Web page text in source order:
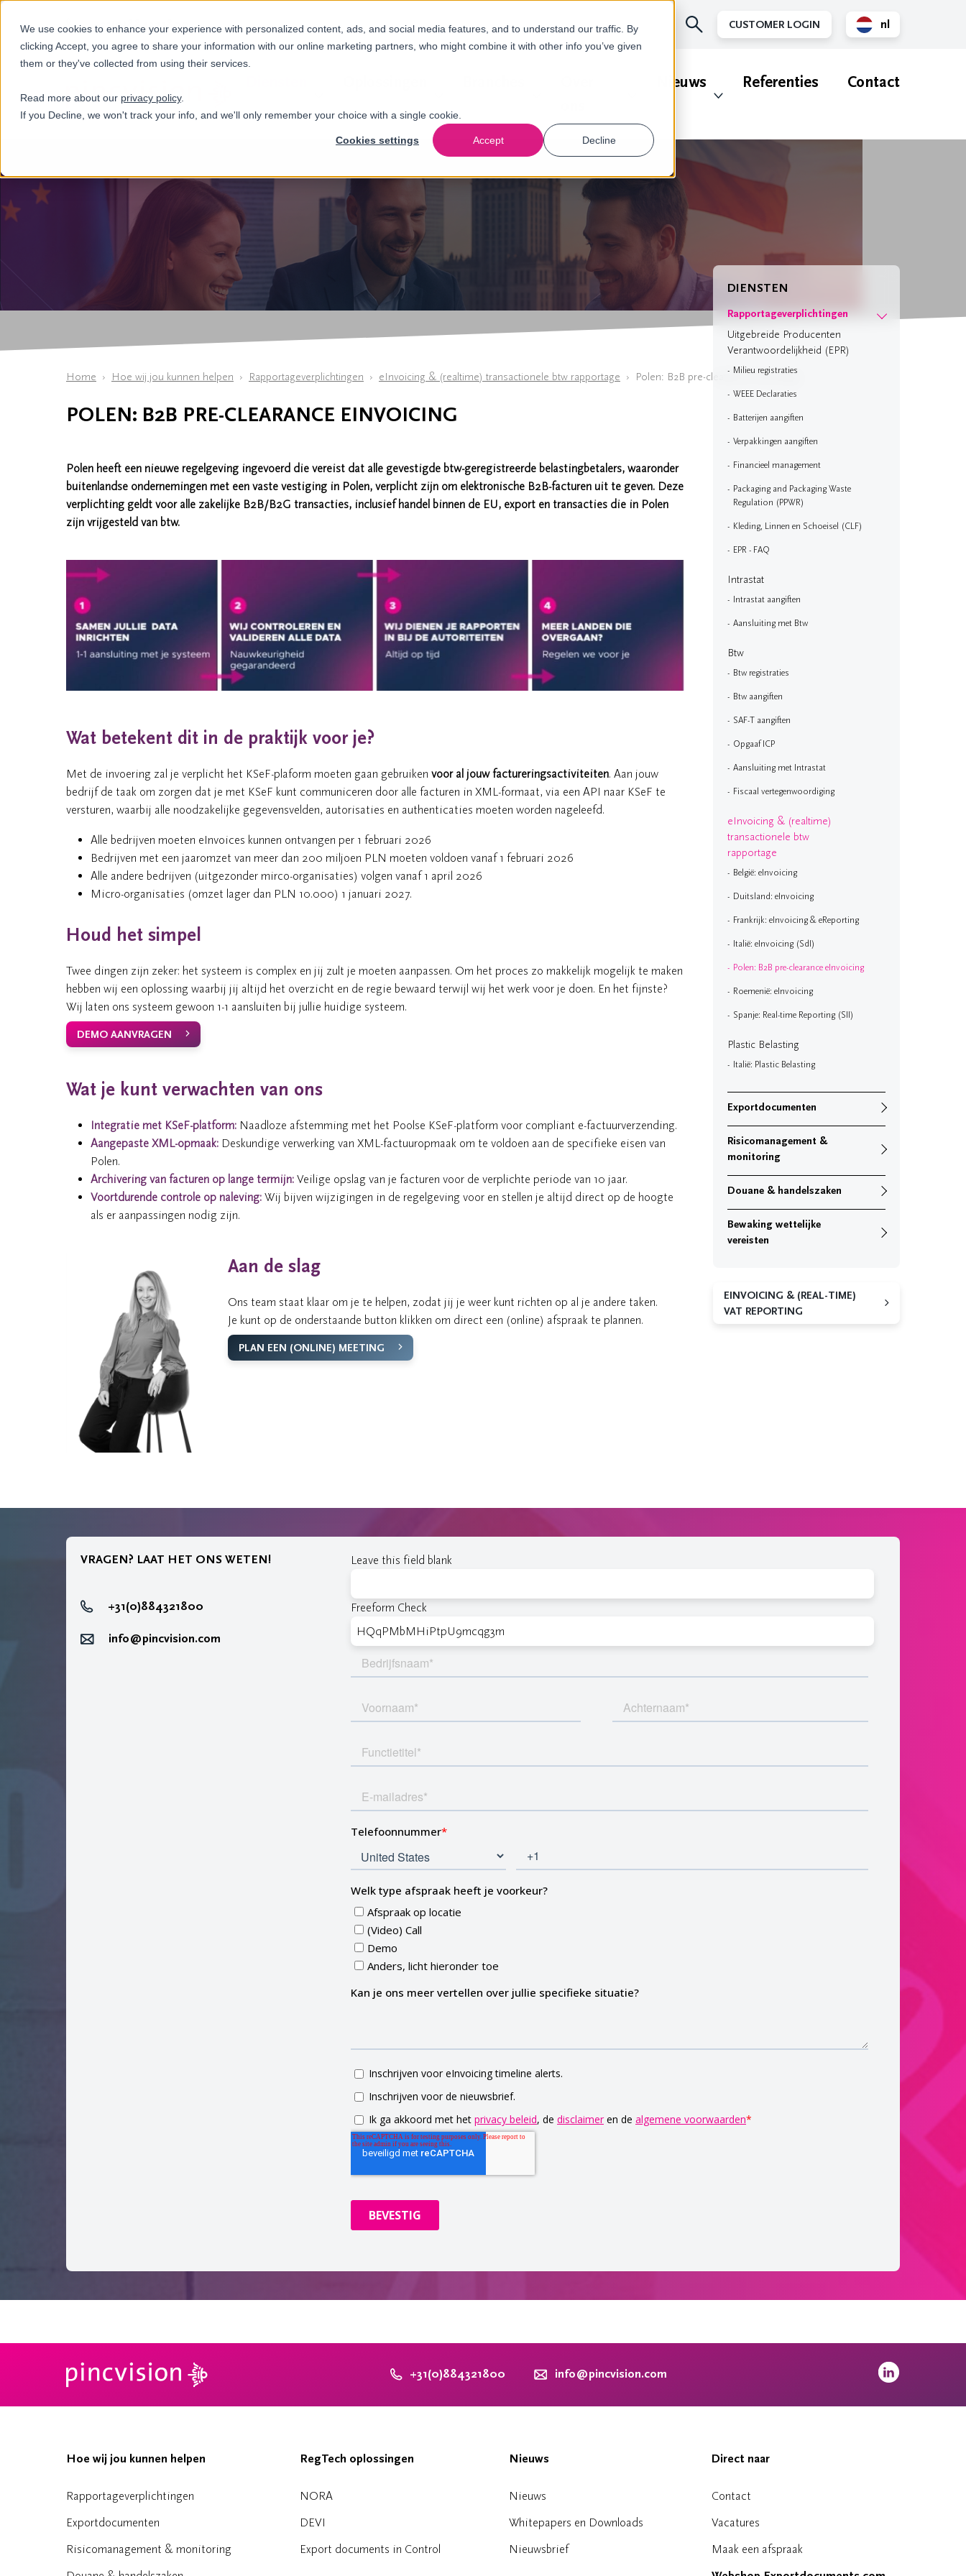
We use cookies to enhance your experience with personalized content, ads, and social media features, and to understand our traffic. By
clicking Accept, you agree to share your information with our online marketing partners, who might combine it with other info you’ve given
them or they've collected from using their services.
Read more about our privacy policy.
If you Decline, we won't track your info, and we'll only remember your choice with a single cookie.
Cookies settings Accept Decline
+31(0)884321800 CUSTOMER LOGIN
nl
Nieuws Referenties Contact
Home Hoe wij jou kunnen helpen Rapportageverplichtingen eInvoicing & (realtime) transactionele btw rapportage Polen: B2B pre-clearance eInvoicing
POLEN: B2B PRE-CLEARANCE EINVOICING
Polen heeft een nieuwe regelgeving ingevoerd die vereist dat alle gevestigde btw-geregistreerde belastingbetalers, waaronder
buitenlandse ondernemingen met een vaste vestiging in Polen, verplicht zijn om elektronische B2B-facturen uit te geven. Deze
verplichting geldt voor alle zakelijke B2B/B2G transacties, inclusief handel binnen de EU, export en transacties die in Polen
zijn vrijgesteld van btw.
Wat betekent dit in de praktijk voor je?
Met de invoering zal je verplicht het KSeF-plaform moeten gaan gebruiken voor al jouw factureringsactiviteiten. Aan jouw
bedrijf de taak om zorgen dat je met KSeF kunt communiceren door alle facturen in XML-formaat, via een API naar KSeF te
versturen, waarbij alle noodzakelijke gegevensvelden, autorisaties en authenticaties moeten worden nageleefd.
Alle bedrijven moeten eInvoices kunnen ontvangen per 1 februari 2026
Bedrijven met een jaaromzet van meer dan 200 miljoen PLN moeten voldoen vanaf 1 februari 2026
Alle andere bedrijven (uitgezonder mirco-organisaties) volgen vanaf 1 april 2026
Micro-organisaties (omzet lager dan PLN 10.000) 1 januari 2027.
Houd het simpel
Twee dingen zijn zeker: het systeem is complex en jij zult je moeten aanpassen. Om het proces zo makkelijk mogelijk te maken
hebben wij een oplossing waarbij jij altijd het overzicht en de regie bewaard terwijl wij het werk voor je doen. En het fijnste?
Wij laten ons systeem gewoon 1-1 aansluiten bij jullie huidige systeem.
DEMO AANVRAGEN
Wat je kunt verwachten van ons
Integratie met KSeF-platform: Naadloze afstemming met het Poolse KSeF-platform voor compliant e-factuurverzending.
Aangepaste XML-opmaak: Deskundige verwerking van XML-factuuropmaak om te voldoen aan de specifieke eisen van
Polen.
Archivering van facturen op lange termijn: Veilige opslag van je facturen voor de verplichte periode van 10 jaar.
Voortdurende controle op naleving: Wij bijven wijzigingen in de regelgeving voor en stellen je altijd direct op de hoogte
als er aanpassingen nodig zijn.
Aan de slag
Ons team staat klaar om je te helpen, zodat jij je weer kunt richten op al je andere taken.
Je kunt op de onderstaande button klikken om direct een (online) afspraak te plannen.
PLAN EEN (ONLINE) MEETING
DIENSTEN
Rapportageverplichtingen
Uitgebreide Producenten
Verantwoordelijkheid (EPR)
Milieu registraties
WEEE Declaraties
Batterijen aangiften
Verpakkingen aangiften
Financieel management
Packaging and Packaging Waste
Regulation (PPWR)
Kleding, Linnen en Schoeisel (CLF)
EPR - FAQ
Intrastat
Intrastat aangiften
Aansluiting met Btw
Btw
Btw registraties
Btw aangiften
SAF-T aangiften
Opgaaf ICP
Aansluiting met Intrastat
Fiscaal vertegenwoordiging
eInvoicing & (realtime)
transactionele btw
rapportage
België: eInvoicing
Duitsland: eInvoicing
Frankrijk: eInvoicing & eReporting
Italië: eInvoicing (SdI)
Polen: B2B pre-clearance eInvoicing
Roemenië: eInvoicing
Spanje: Real-time Reporting (SII)
Plastic Belasting
Italië: Plastic Belasting
Exportdocumenten
Risicomanagement &
monitoring
Douane & handelszaken
Bewaking wettelijke
vereisten
EINVOICING & (REAL-TIME)
VAT REPORTING
VRAGEN? LAAT HET ONS WETEN!
+31(0)884321800
info@pincvision.com
Leave this field blank
Freeform Check
+31(0)884321800 info@pincvision.com
Hoe wij jou kunnen helpen
Rapportageverplichtingen
Exportdocumenten
Risicomanagement & monitoring
RegTech oplossingen
NORA
DEVI
Export documents in Control
Nieuws
Nieuws
Whitepapers en Downloads
Nieuwsbrief
Direct naar
Contact
Vacatures
Maak een afspraak